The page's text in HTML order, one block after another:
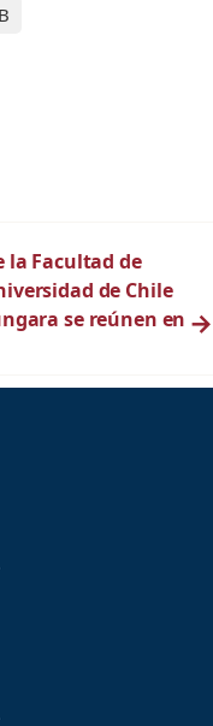
la Facultad de
de Chile
se reúnen en →